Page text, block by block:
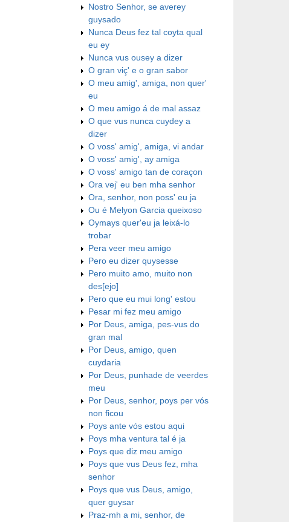
Nostro Senhor, se averey
guysado
Nunca Deus fez tal coyta qual
eu ey
Nunca vus ousey a dizer
O gran viç' e o gran sabor
O meu amig', amiga, non quer'
eu
O meu amigo á de mal assaz
O que vus nunca cuydey a
dizer
O voss' amig', amiga, vi andar
O voss' amig', ay amiga
O voss' amigo tan de coraçon
Ora vej' eu ben mha senhor
Ora, senhor, non poss' eu ja
Ou é Melyon Garcia queixoso
Oymays quer'eu ja leixá-lo
trobar
Pera veer meu amigo
Pero eu dizer quysesse
Pero muito amo, muito non
des[ejo]
Pero que eu mui long' estou
Pesar mi fez meu amigo
Por Deus, amiga, pes-vus do
gran mal
Por Deus, amigo, quen
cuydaria
Por Deus, punhade de veerdes
meu
Por Deus, senhor, poys per vós
non ficou
Poys ante vós estou aqui
Poys mha ventura tal é ja
Poys que diz meu amigo
Poys que vus Deus fez, mha
senhor
Poys que vus Deus, amigo,
quer guysar
Praz-mh a mi, senhor, de